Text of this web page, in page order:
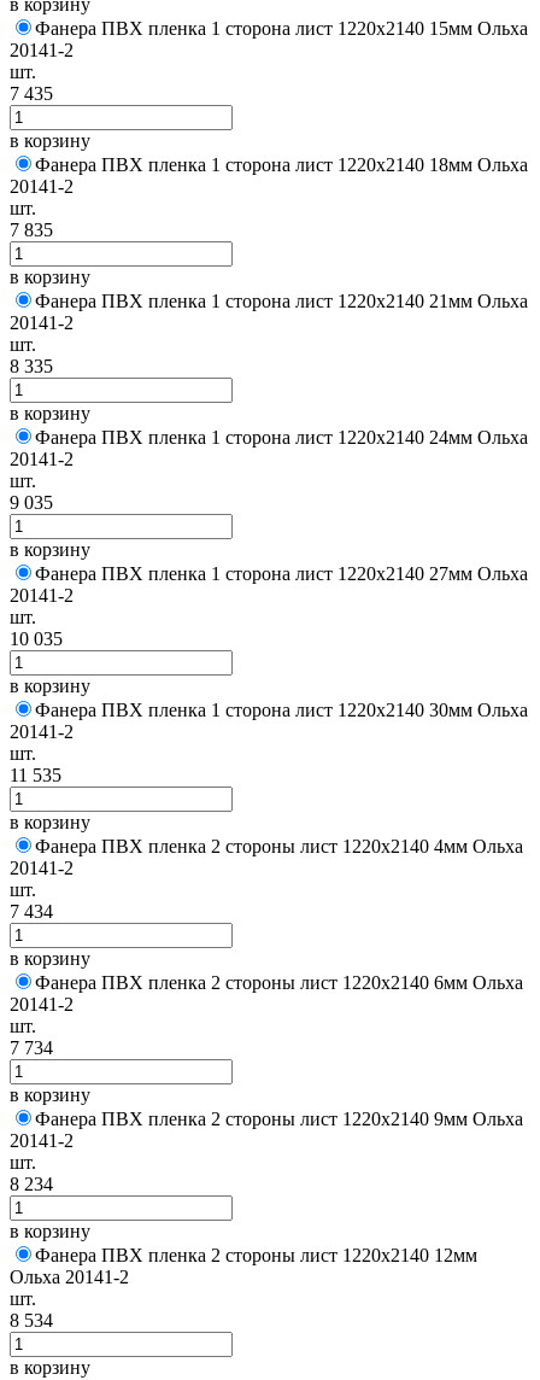
в корзину
Фанера ПВХ пленка 1 сторона лист 1220х2140 15мм Ольха
20141-2
шт.
7 435
в корзину
Фанера ПВХ пленка 1 сторона лист 1220х2140 18мм Ольха
20141-2
шт.
7 835
в корзину
Фанера ПВХ пленка 1 сторона лист 1220х2140 21мм Ольха
20141-2
шт.
8 335
в корзину
Фанера ПВХ пленка 1 сторона лист 1220х2140 24мм Ольха
20141-2
шт.
9 035
в корзину
Фанера ПВХ пленка 1 сторона лист 1220х2140 27мм Ольха
20141-2
шт.
10 035
в корзину
Фанера ПВХ пленка 1 сторона лист 1220х2140 30мм Ольха
20141-2
шт.
11 535
в корзину
Фанера ПВХ пленка 2 стороны лист 1220х2140 4мм Ольха
20141-2
шт.
7 434
в корзину
Фанера ПВХ пленка 2 стороны лист 1220х2140 6мм Ольха
20141-2
шт.
7 734
в корзину
Фанера ПВХ пленка 2 стороны лист 1220х2140 9мм Ольха
20141-2
шт.
8 234
в корзину
Фанера ПВХ пленка 2 стороны лист 1220х2140 12мм
Ольха 20141-2
шт.
8 534
в корзину